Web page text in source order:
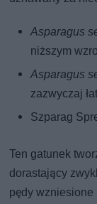
Asparagus
niższym
Asparagus
zazwyczaj
Szparag
Ten gatunek
dorastający
pędy